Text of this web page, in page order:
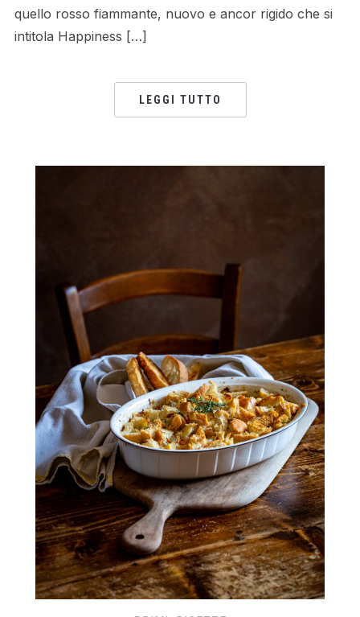
quello rosso fiammante, nuovo e ancor rigido che si
intitola Happiness […]
LEGGI TUTTO